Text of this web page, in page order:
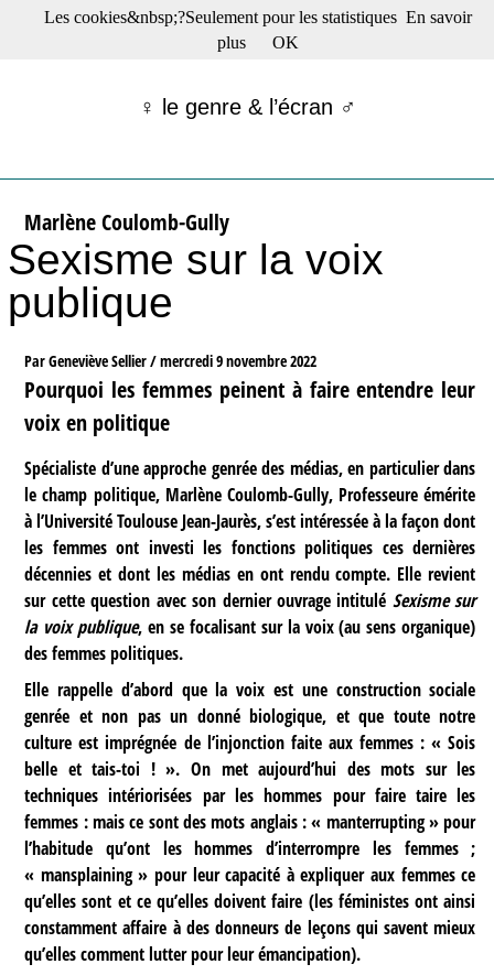
☰ Menu
Films récents
Tribunes
Bloc-notes
Archives
Actu : "La Nouvelle Vague"
S’abonner à la Lettre !
♀ le genre & l’écran ♂
Marlène Coulomb-Gully
Sexisme sur la voix
publique
Par Geneviève Sellier /mercredi 9 novembre 2022
Pourquoi les femmes peinent à faire entendre leur
voix en politique
Spécialiste d’une approche genrée des médias, en particulier dans
le champ politique, Marlène Coulomb-Gully, Professeure émérite
à l’Université Toulouse Jean-Jaurès, s’est intéressée à la façon dont
les femmes ont investi les fonctions politiques ces dernières
décennies et dont les médias en ont rendu compte. Elle revient
sur cette question avec son dernier ouvrage intitulé Sexisme sur
la voix publique, en se focalisant sur la voix (au sens organique)
des femmes politiques.
Elle rappelle d’abord que la voix est une construction sociale
genrée et non pas un donné biologique, et que toute notre
culture est imprégnée de l’injonction faite aux femmes : « Sois
belle et tais-toi ! ». On met aujourd’hui des mots sur les
techniques intériorisées par les hommes pour faire taire les
femmes : mais ce sont des mots anglais : « manterrupting » pour
l’habitude qu’ont les hommes d’interrompre les femmes ;
« mansplaining » pour leur capacité à expliquer aux femmes ce
qu’elles sont et ce qu’elles doivent faire (les féministes ont ainsi
constamment affaire à des donneurs de leçons qui savent mieux
qu’elles comment lutter pour leur émancipation).
Les cookies&nbsp;?Seulement pour les statistiques En savoir
plus
OK